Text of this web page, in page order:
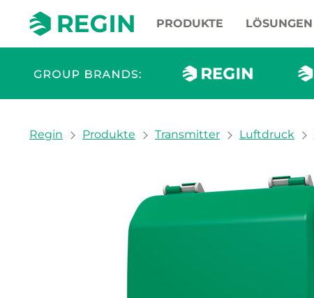
PRODUKTE LÖSUNGEN
You are here:
Regin Produkte Transmitter Luftdruck